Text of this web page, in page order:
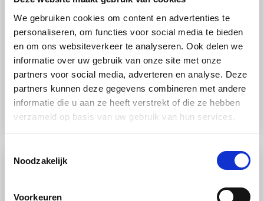
We gebruiken cookies om content en advertenties te
personaliseren, om functies voor social media te bieden
en om ons websiteverkeer te analyseren. Ook delen we
informatie over uw gebruik van onze site met onze
partners voor social media, adverteren en analyse. Deze
partners kunnen deze gegevens combineren met andere
informatie die u aan ze heeft verstrekt of die ze hebben
verzameld op basis van uw gebruik van hun services.
Noodzakelijk
Voorkeuren
RECEPT
Stoomoven
Cheesecake in glaasje